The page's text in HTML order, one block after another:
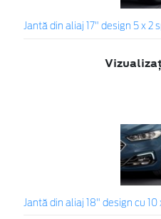
Jantă din aliaj 17" design 5 x 2
Jantă din aliaj 18" design cu